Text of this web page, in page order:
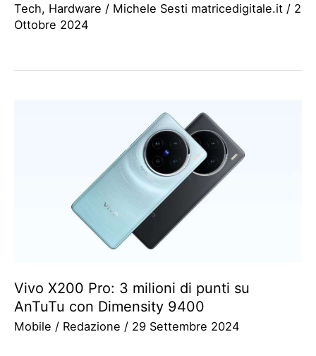
Tech, Hardware / Michele Sesti matricedigitale.it / 2
Ottobre 2024
Vivo X200 Pro: 3 milioni di punti su
AnTuTu con Dimensity 9400
Mobile / Redazione / 29 Settembre 2024